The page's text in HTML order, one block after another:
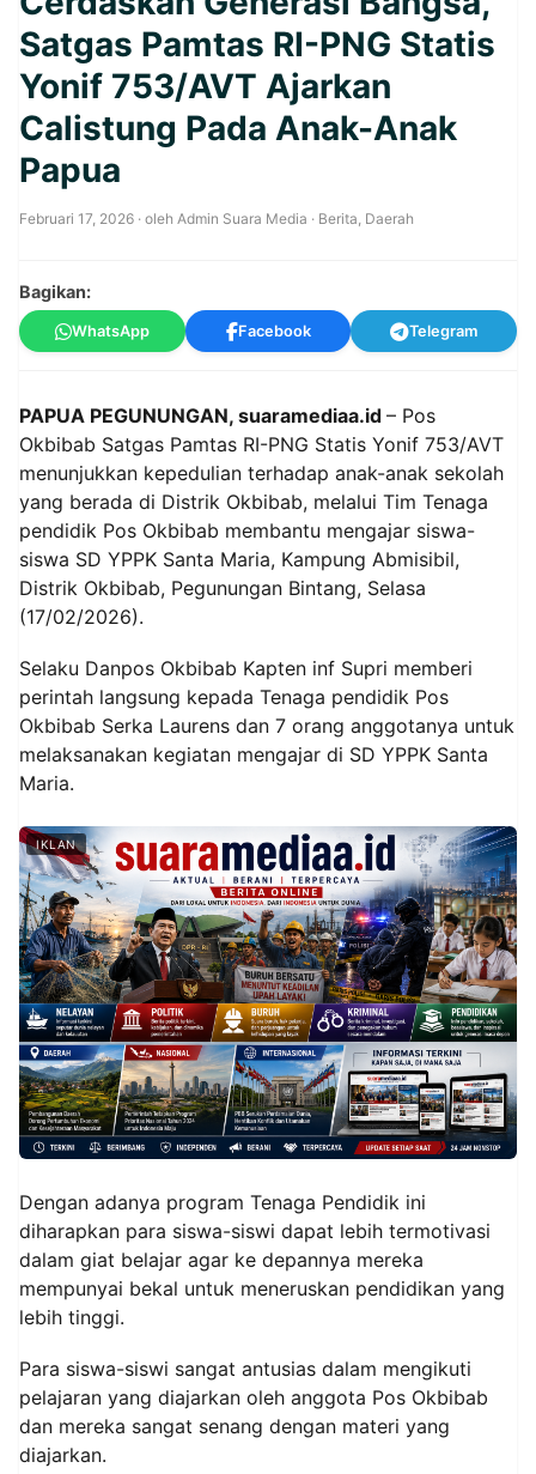
Satgas Pamtas RI-PNG Statis
Yonif 753/AVT Ajarkan
Calistung Pada Anak-Anak
Papua
Februari 17, 2026 · oleh Admin Suara Media · Berita, Daerah
Bagikan:
WhatsApp Facebook Telegram
PAPUA PEGUNUNGAN, suaramediaa.id – Pos
Okbibab Satgas Pamtas RI-PNG Statis Yonif 753/AVT
menunjukkan kepedulian terhadap anak-anak sekolah
yang berada di Distrik Okbibab, melalui Tim Tenaga
pendidik Pos Okbibab membantu mengajar siswa-
siswa SD YPPK Santa Maria, Kampung Abmisibil,
Distrik Okbibab, Pegunungan Bintang, Selasa
(17/02/2026).
Selaku Danpos Okbibab Kapten inf Supri memberi
perintah langsung kepada Tenaga pendidik Pos
Okbibab Serka Laurens dan 7 orang anggotanya untuk
melaksanakan kegiatan mengajar di SD YPPK Santa
Maria.
IKLAN
Dengan adanya program Tenaga Pendidik ini
diharapkan para siswa-siswi dapat lebih termotivasi
dalam giat belajar agar ke depannya mereka
mempunyai bekal untuk meneruskan pendidikan yang
lebih tinggi.
Para siswa-siswi sangat antusias dalam mengikuti
pelajaran yang diajarkan oleh anggota Pos Okbibab
dan mereka sangat senang dengan materi yang
diajarkan.